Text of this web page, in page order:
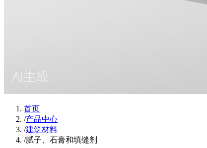
首页
/产品中心
/建筑材料
/腻子、石膏和填缝剂